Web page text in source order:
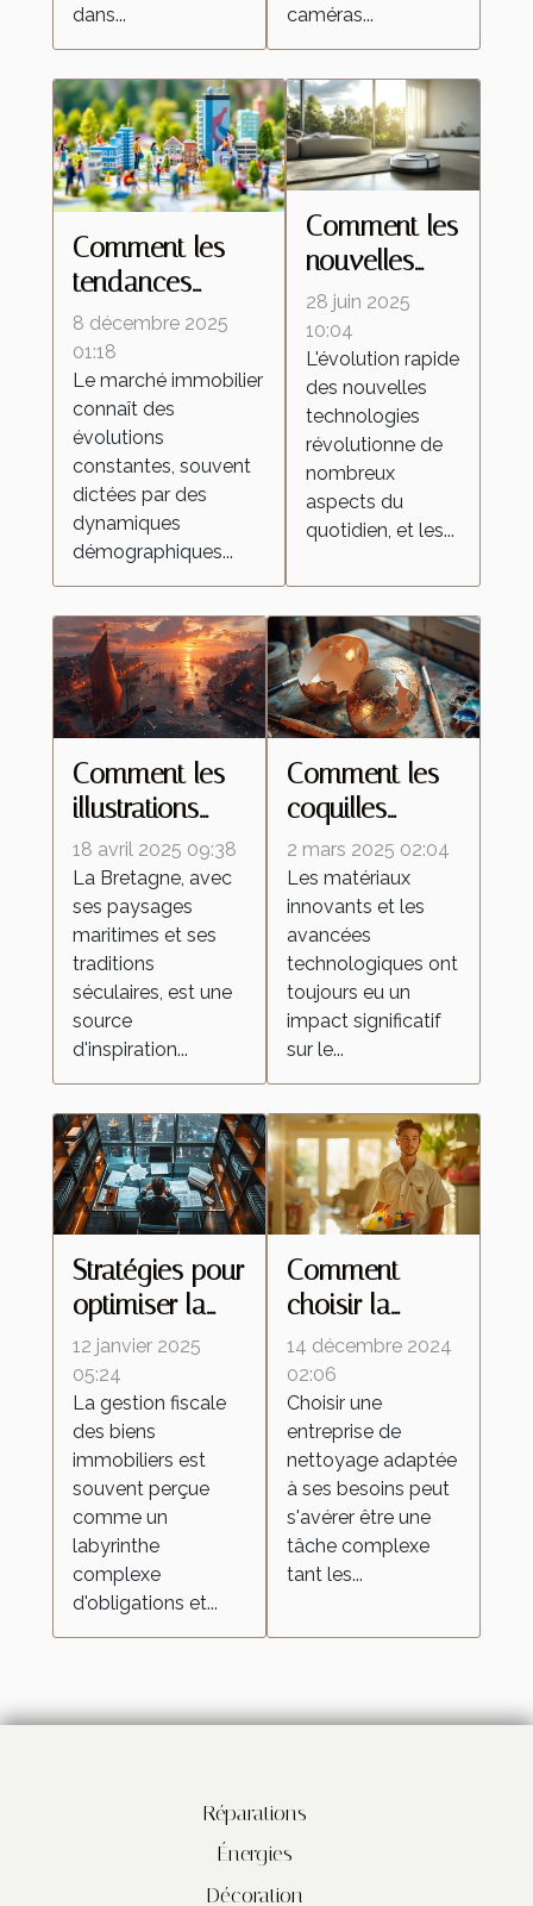
dans...
caméras...
Comment les
tendances
démographiques
influencent-elles
le marché
immobilier ?
8 décembre 2025
01:18
Le marché immobilier
connaît des
évolutions
constantes, souvent
dictées par des
dynamiques
démographiques...
Comment les
nouvelles
technologies
transforment-
elles les
aspirateurs
autonomes ?
28 juin 2025
10:04
L'évolution rapide
des nouvelles
technologies
révolutionne de
nombreux
aspects du
quotidien, et les...
Comment les
illustrations
inspirées de la
Bretagne
célèbrent la
culture
régionale
18 avril 2025 09:38
La Bretagne, avec
ses paysages
maritimes et ses
traditions
séculaires, est une
source
d'inspiration...
Comment les
coquilles
d'œufs
améliorent les
peintures
réfléchissantes
2 mars 2025 02:04
Les matériaux
innovants et les
avancées
technologiques ont
toujours eu un
impact significatif
sur le...
Stratégies pour
optimiser la
fiscalité de vos
biens
immobiliers
12 janvier 2025
05:24
La gestion fiscale
des biens
immobiliers est
souvent perçue
comme un
labyrinthe
complexe
d'obligations et...
Comment
choisir la
meilleure
entreprise de
nettoyage
pour vos
besoins
14 décembre 2024
02:06
Choisir une
entreprise de
nettoyage adaptée
à ses besoins peut
s'avérer être une
tâche complexe
tant les...
Réparations
Énergies
Décoration